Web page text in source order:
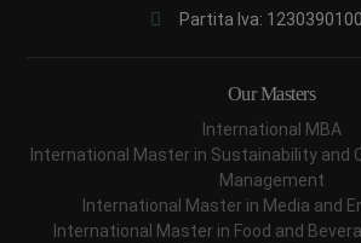
Partita Iva:
Our Masters
International MBA
International Master in Sustainability and
Management
International Master in Media and
International Master in Food and